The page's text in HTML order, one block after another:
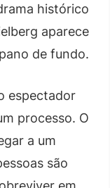
histórico
aparece
de fundo.
espectador
processo. O
a um
são